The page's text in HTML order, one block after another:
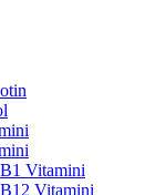
B1 Vitamini
B12 Vitamini